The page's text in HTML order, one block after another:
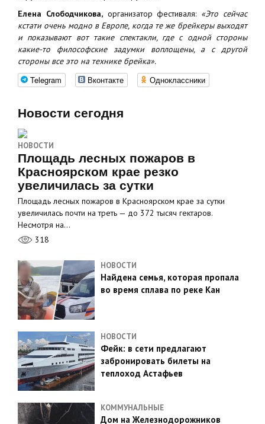
Елена Слободчикова,организатор фестиваля: «Это сейчас
кстати очень модно в Европе, когда те же брейкеры выходят
и показывают вот такие спектакли, где с одной стороны
какие-то философские задумки воплощены, а с другой
стороны все это на технике брейка».
Telegram Вконтакте Одноклассники
Новости сегодня
НОВОСТИ
Площадь лесных пожаров в
Красноярском крае резко
увеличилась за сутки
Площадь лесных пожаров в Красноярском крае за сутки
увеличилась почти на треть — до 372 тысяч гектаров.
Несмотря на…
318
НОВОСТИ
Найдена семья, которая пропала
во время сплава по реке Кан
НОВОСТИ
Фейк: в сети предлагают
забронировать билеты на
теплоход Астафьев
КОММУНАЛЬНЫЕ
Дом на Железнодорожников